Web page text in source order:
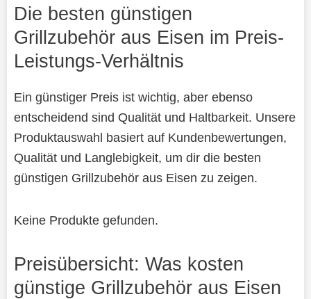
Die besten günstigen
Grillzubehör aus Eisen im Preis-
Leistungs-Verhältnis
Ein günstiger Preis ist wichtig, aber ebenso
entscheidend sind Qualität und Haltbarkeit. Unsere
Produktauswahl basiert auf Kundenbewertungen,
Qualität und Langlebigkeit, um dir die besten
günstigen Grillzubehör aus Eisen zu zeigen.
Keine Produkte gefunden.
Preisübersicht: Was kosten
günstige Grillzubehör aus Eisen